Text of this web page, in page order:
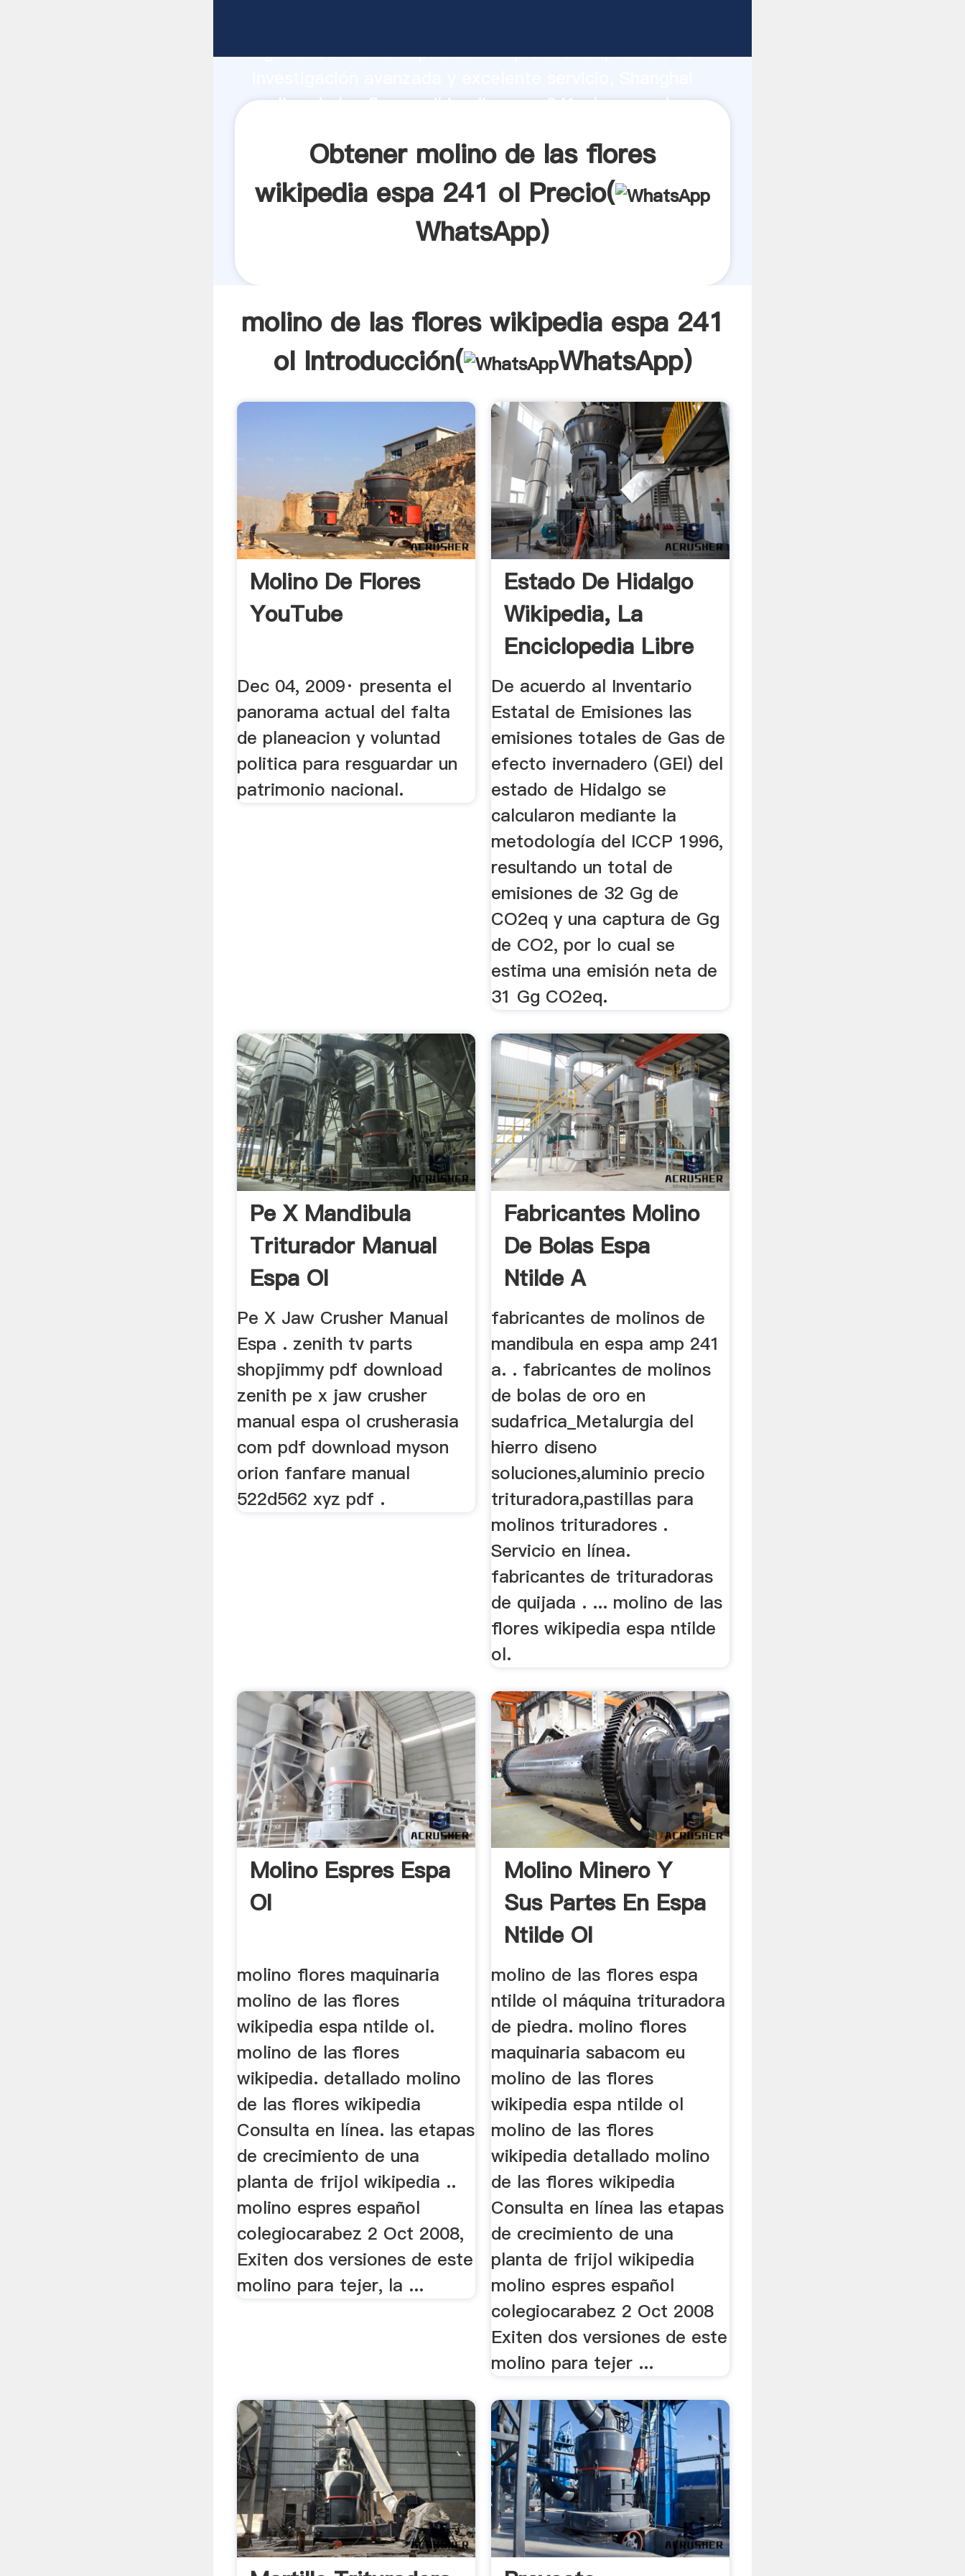
Agarrando fuerte capacidad de producción, fuerza de
molino de las flores wikipedia espa 241 ol proveedor
Obtener molino de las flores
wikipedia espa 241 ol Precio(
WhatsApp)
molino de las flores wikipedia espa 241
ol Introducción(
WhatsApp)
Molino De Flores
YouTube
Dec 04, 2009· presenta el
panorama actual del falta
de planeacion y voluntad
politica para resguardar un
patrimonio nacional.
Estado De Hidalgo
Wikipedia, La
Enciclopedia Libre
De acuerdo al Inventario
Estatal de Emisiones las
emisiones totales de Gas de
efecto invernadero (GEI) del
estado de Hidalgo se
calcularon mediante la
metodología del ICCP 1996,
resultando un total de
emisiones de 32 Gg de
CO2eq y una captura de Gg
de CO2, por lo cual se
estima una emisión neta de
31 Gg CO2eq.
Pe X Mandibula
Triturador Manual
Espa Ol
Pe X Jaw Crusher Manual
Espa . zenith tv parts
shopjimmy pdf download
zenith pe x jaw crusher
manual espa ol crusherasia
com pdf download myson
orion fanfare manual
522d562 xyz pdf .
Fabricantes Molino
De Bolas Espa
Ntilde A
fabricantes de molinos de
mandibula en espa amp 241
a. . fabricantes de molinos
de bolas de oro en
sudafrica_Metalurgia del
hierro diseno
soluciones,aluminio precio
trituradora,pastillas para
molinos trituradores .
Servicio en línea.
fabricantes de trituradoras
de quijada . ... molino de las
flores wikipedia espa ntilde
ol.
Molino Espres Espa
Ol
molino flores maquinaria
molino de las flores
wikipedia espa ntilde ol.
molino de las flores
wikipedia. detallado molino
de las flores wikipedia
Consulta en línea. las etapas
de crecimiento de una
planta de frijol wikipedia ..
molino espres español
colegiocarabez 2 Oct 2008,
Exiten dos versiones de este
molino para tejer, la ...
Molino Minero Y
Sus Partes En Espa
Ntilde Ol
molino de las flores espa
ntilde ol máquina trituradora
de piedra. molino flores
maquinaria sabacom eu
molino de las flores
wikipedia espa ntilde ol
molino de las flores
wikipedia detallado molino
de las flores wikipedia
Consulta en línea las etapas
de crecimiento de una
planta de frijol wikipedia
molino espres español
colegiocarabez 2 Oct 2008
Exiten dos versiones de este
molino para tejer ...